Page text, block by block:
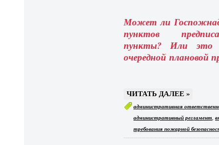
Может ли
пунктов
пункты? Или это
очередной плановой
ЧИТАТЬ ДАЛЕЕ »
административная
административный регламент ,
требования пожарной